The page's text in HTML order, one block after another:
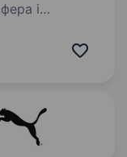
і
і завжди